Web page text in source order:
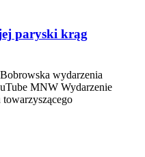
paryski krąg
wydarzenia
MNW Wydarzenie